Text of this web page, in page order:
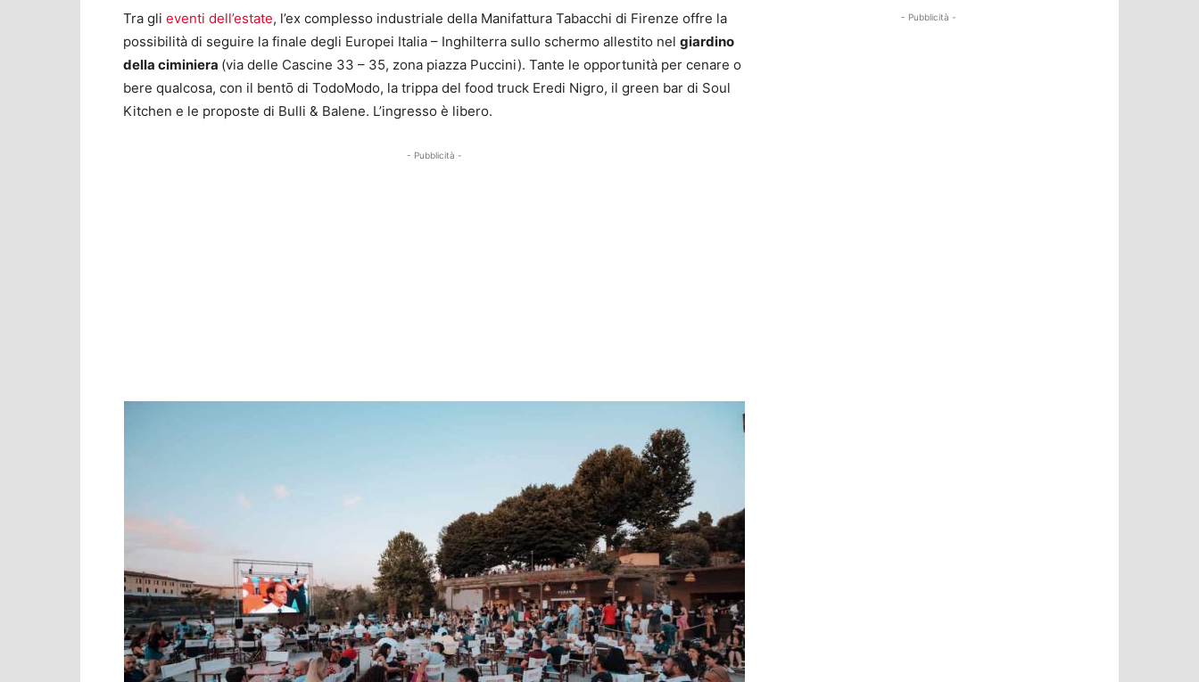
Tra gli eventi dell’estate, l’ex complesso industriale della Manifattura Tabacchi di Firenze offre la
possibilità di seguire la finale degli Europei Italia – Inghilterra sullo schermo allestito nel giardino
della ciminiera (via delle Cascine 33 – 35, zona piazza Puccini). Tante le opportunità per cenare o
bere qualcosa, con il bentō di TodoModo, la trippa del food truck Eredi Nigro, il green bar di Soul
Kitchen e le proposte di Bulli & Balene. L’ingresso è libero.
- Pubblicità -
- Pubblicità -